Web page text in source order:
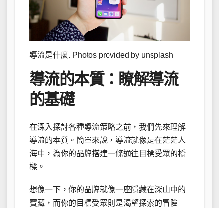
導流是什麼. Photos provided by unsplash
導流的本質：瞭解導流
的基礎
在深入探討各種導流策略之前，我們先來理解
導流的本質。簡單來說，導流就像是在茫茫人
海中，為你的品牌搭建一條通往目標受眾的橋
樑。
想像一下，你的品牌就像一座隱藏在深山中的
寶藏，而你的目標受眾則是渴望探索的冒險